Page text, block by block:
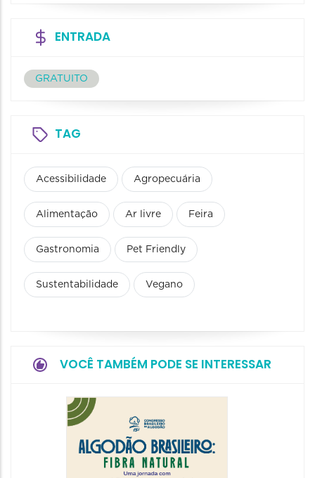
ENTRADA
GRATUITO
TAG
Acessibilidade Agropecuária
Alimentação Ar livre Feira
Gastronomia Pet Friendly
Sustentabilidade Vegano
VOCÊ TAMBÉM PODE SE INTERESSAR